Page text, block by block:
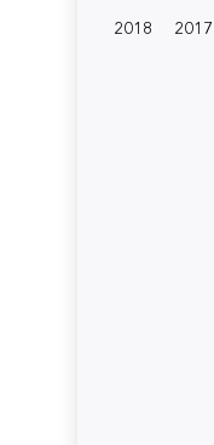
2018
2017